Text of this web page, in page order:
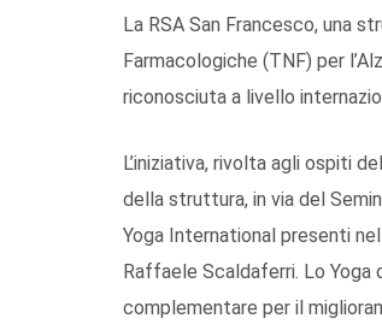
La RSA San Francesco, una
Farmacologiche (TNF) per
riconosciuta a livello
L’iniziativa, rivolta agli ospiti
della struttura, in via del
Yoga International presenti
Raffaele Scaldaferri. Lo
complementare per il